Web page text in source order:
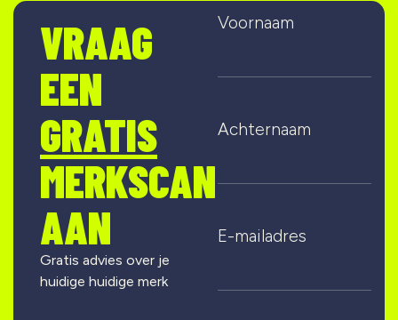
VRAAG
EEN
GRATIS
MERKSCAN
AAN
Gratis advies over je
huidige huidige merk
Voornaam
Achternaam
E-mailadres